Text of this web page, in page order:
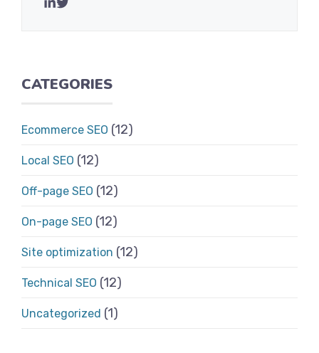
CATEGORIES
Ecommerce SEO (12)
Local SEO (12)
Off-page SEO (12)
On-page SEO (12)
Site optimization (12)
Technical SEO (12)
Uncategorized (1)